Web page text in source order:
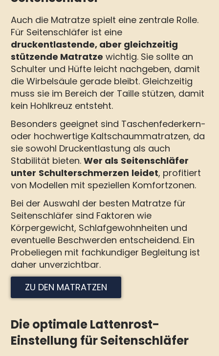
Auch die Matratze spielt eine zentrale Rolle.
Für Seitenschläfer ist eine
druckentlastende, aber gleichzeitig
stützende Matratze wichtig. Sie sollte an
Schulter und Hüfte leicht nachgeben, damit
die Wirbelsäule gerade bleibt. Gleichzeitig
muss sie im Bereich der Taille stützen, damit
kein Hohlkreuz entsteht.
Besonders geeignet sind Taschenfederkern-
oder hochwertige Kaltschaummatratzen, da
sie sowohl Druckentlastung als auch
Stabilität bieten.Wer als Seitenschläfer
unter Schulterschmerzen leidet, profitiert
von Modellen mit speziellen Komfortzonen.
Bei der Auswahl der besten Matratze für
Seitenschläfer sind Faktoren wie
Körpergewicht, Schlafgewohnheiten und
eventuelle Beschwerden entscheidend. Ein
Probeliegen mit fachkundiger Begleitung ist
daher unverzichtbar.
ZU DEN MATRATZEN
Die optimale Lattenrost-
Einstellung für Seitenschläfer